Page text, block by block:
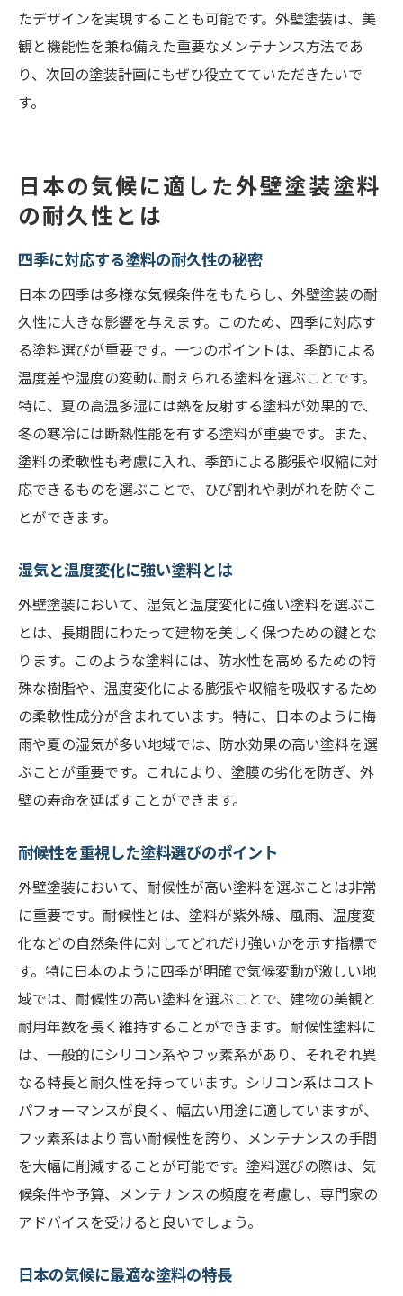
たデザインを実現することも可能です。外壁塗装は、美
観と機能性を兼ね備えた重要なメンテナンス方法であ
り、次回の塗装計画にもぜひ役立てていただきたいで
す。
日本の気候に適した外壁塗装塗料
の耐久性とは
四季に対応する塗料の耐久性の秘密
日本の四季は多様な気候条件をもたらし、外壁塗装の耐
久性に大きな影響を与えます。このため、四季に対応す
る塗料選びが重要です。一つのポイントは、季節による
温度差や湿度の変動に耐えられる塗料を選ぶことです。
特に、夏の高温多湿には熱を反射する塗料が効果的で、
冬の寒冷には断熱性能を有する塗料が重要です。また、
塗料の柔軟性も考慮に入れ、季節による膨張や収縮に対
応できるものを選ぶことで、ひび割れや剥がれを防ぐこ
とができます。
湿気と温度変化に強い塗料とは
外壁塗装において、湿気と温度変化に強い塗料を選ぶこ
とは、長期間にわたって建物を美しく保つための鍵とな
ります。このような塗料には、防水性を高めるための特
殊な樹脂や、温度変化による膨張や収縮を吸収するため
の柔軟性成分が含まれています。特に、日本のように梅
雨や夏の湿気が多い地域では、防水効果の高い塗料を選
ぶことが重要です。これにより、塗膜の劣化を防ぎ、外
壁の寿命を延ばすことができます。
耐候性を重視した塗料選びのポイント
外壁塗装において、耐候性が高い塗料を選ぶことは非常
に重要です。耐候性とは、塗料が紫外線、風雨、温度変
化などの自然条件に対してどれだけ強いかを示す指標で
す。特に日本のように四季が明確で気候変動が激しい地
域では、耐候性の高い塗料を選ぶことで、建物の美観と
耐用年数を長く維持することができます。耐候性塗料に
は、一般的にシリコン系やフッ素系があり、それぞれ異
なる特長と耐久性を持っています。シリコン系はコスト
パフォーマンスが良く、幅広い用途に適していますが、
フッ素系はより高い耐候性を誇り、メンテナンスの手間
を大幅に削減することが可能です。塗料選びの際は、気
候条件や予算、メンテナンスの頻度を考慮し、専門家の
アドバイスを受けると良いでしょう。
日本の気候に最適な塗料の特長